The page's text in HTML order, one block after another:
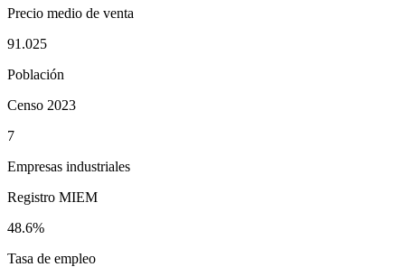
Precio medio de venta
91.025
Población
Censo 2023
7
Empresas industriales
Registro MIEM
48.6%
Tasa de empleo